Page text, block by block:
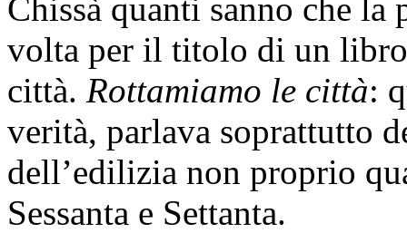
Chissà quanti sanno che la
volta per il titolo di un
città. Rottamiamo le città:
verità, parlava soprattutto
dell’edilizia non proprio
Sessanta e Settanta.